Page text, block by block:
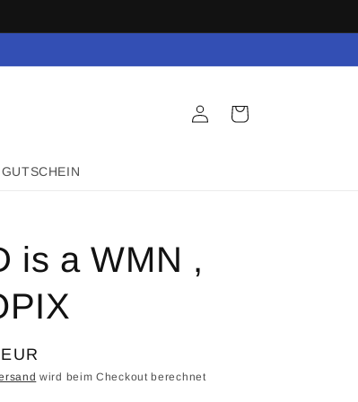
GUTSCHEIN
EinloggenWarenkorb
is a WMN ,
wird beim Checkout berechnet